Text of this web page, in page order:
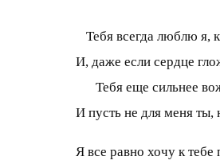
Тебя всегда люблю я,
И, даже если сердце
Тебя еще сильнее
И пусть не для меня ты,
Я все равно хочу к тебе